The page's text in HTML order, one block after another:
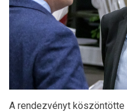
A rendezvényt köszöntötte